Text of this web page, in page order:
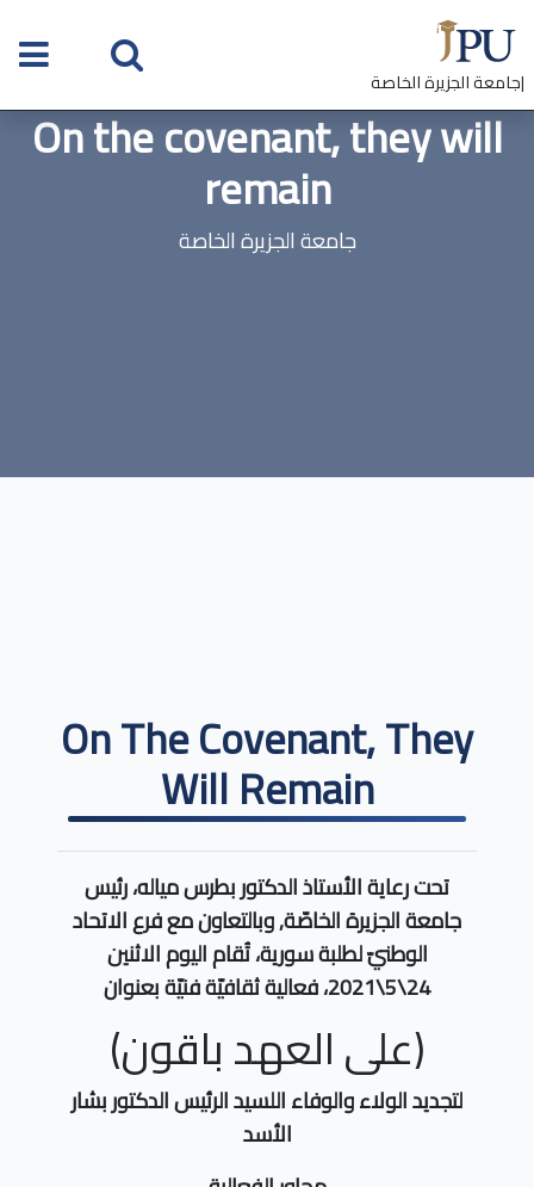
|جامعة الجزيرة الخاصة
On the covenant, they will
remain
جامعة الجزيرة الخاصة
On The Covenant, They
Will Remain
تحت رعاية الأستاذ الدكتور بطرس مياله، رئيس
جامعة الجزيرة الخاصّة, وبالتعاون مع فرع الاتحاد
الوطنيّ لطلبة سورية، تُقام اليوم الاثنين
24\5\2021، فعالية ثقافيّة فنيّة بعنوان
(على العهد باقون)
لتجديد الولاء والوفاء اللسيد الرئيس الدكتور بشار
الأسد